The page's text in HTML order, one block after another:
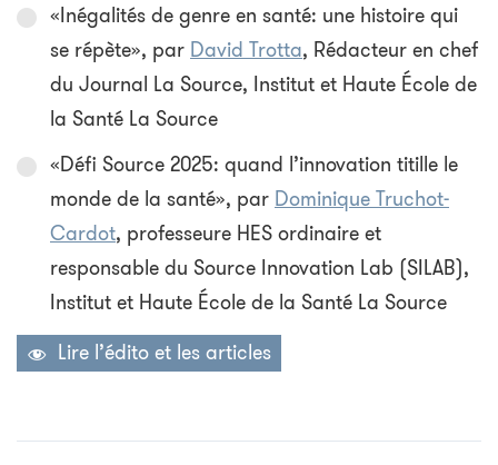
«Inégalités de genre en santé: une histoire qui
se répète», par David Trotta, Rédacteur en chef
du Journal La Source, Institut et Haute École de
la Santé La Source
«Défi Source 2025: quand l’innovation titille le
monde de la santé», par Dominique Truchot-
Cardot, professeure HES ordinaire et
responsable du Source Innovation Lab (SILAB),
Institut et Haute École de la Santé La Source
Lire l’édito et les articles